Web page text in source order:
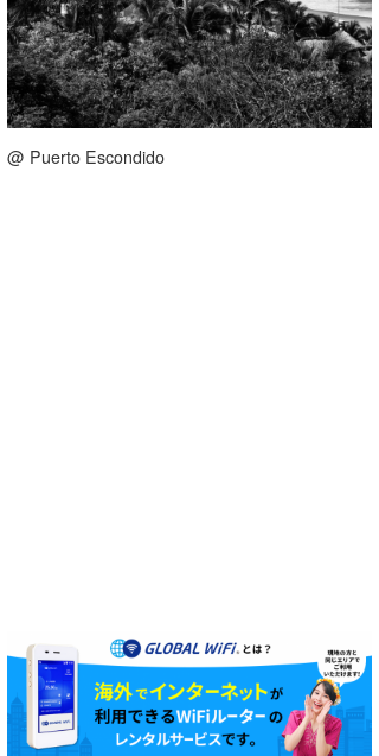
@ Puerto Escondido